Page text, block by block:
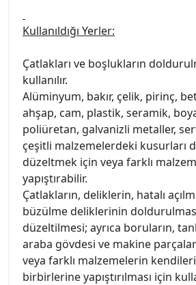
Kullanıldığı Yerler:
Çatlakları ve boşlukların
kullanılır.
Alüminyum, bakır, çelik, pirinç,
ahşap, cam, plastik, seramik,
poliüretan, galvanizli metaller,
çeşitli malzemelerdeki kusurları
düzeltmek için veya farklı
yapıştırabilir.
Çatlakların, deliklerin, hatalı
büzülme deliklerinin
düzeltilmesi; ayrıca boruların,
araba gövdesi ve makine
veya farklı malzemelerin
birbirlerine yapıştırılması için